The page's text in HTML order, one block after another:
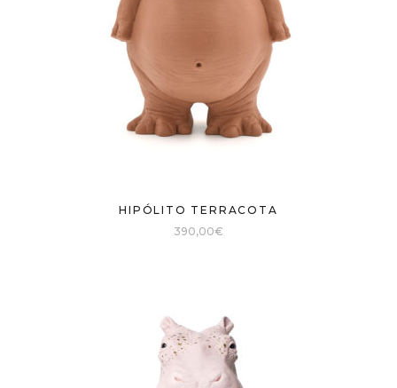
HIPÓLITO TERRACOTA
390,00€